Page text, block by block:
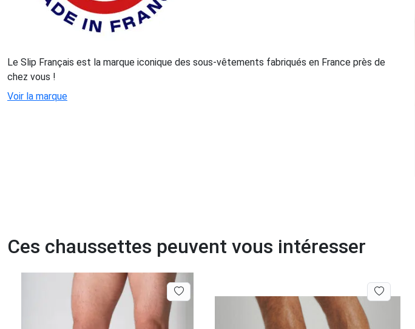
Le Slip Français est la marque iconique des sous-vêtements fabriqués en France près de
chez vous !
Voir la marque
Ces chaussettes peuvent vous intéresser